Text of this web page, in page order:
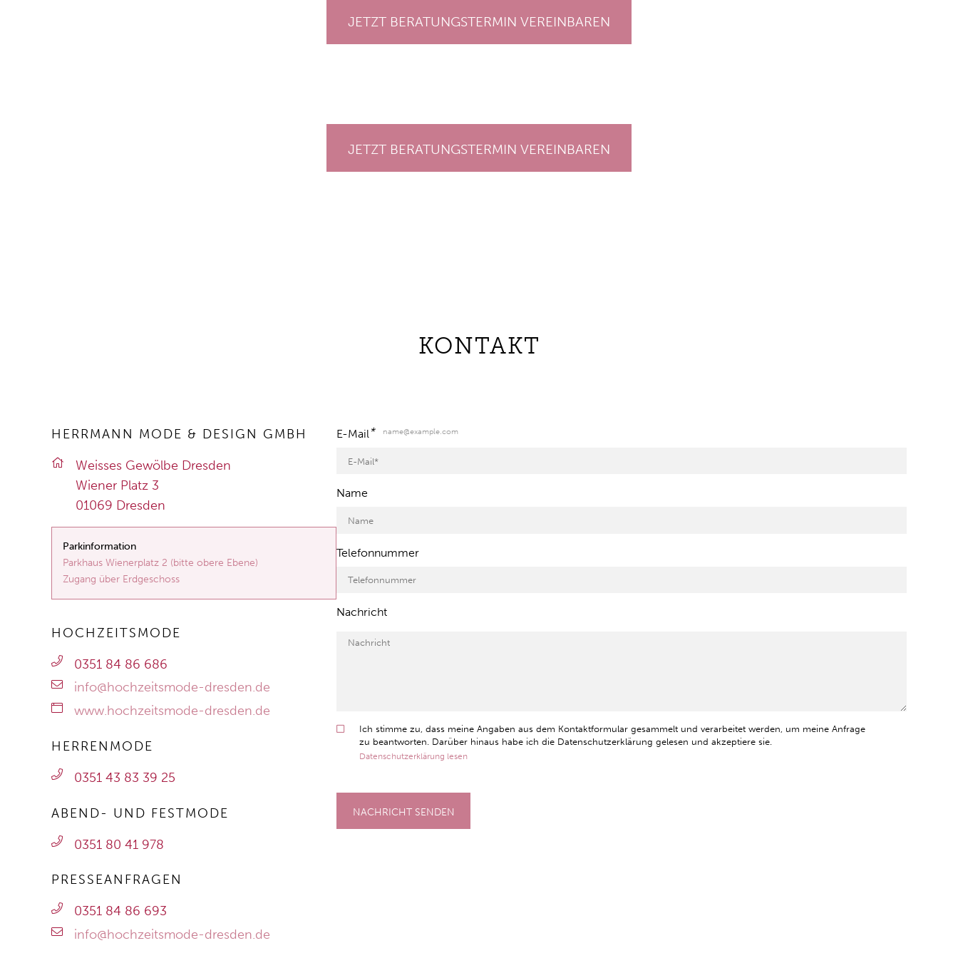
JETZT BERATUNGSTERMIN VEREINBAREN
JETZT BERATUNGSTERMIN VEREINBAREN
KONTAKT
HERRMANN MODE & DESIGN GMBH
Weis­ses Ge­wöl­be Dres­den
Wie­ner Platz 3
01069 Dres­den
Parkinformation
Parkhaus Wienerplatz 2 (bitte obere Ebene)
Zugang über Erdgeschoss
HOCHZEITSMODE
0351 84 86 686
info@hochzeitsmode-dresden.de
www.hochzeitsmode-dresden.de
HERRENMODE
0351 43 83 39 25
ABEND- UND FESTMODE
0351 80 41 978
PRESSEANFRAGEN
0351 84 86 693
info@hochzeitsmode-dresden.de
E-Mail* name@example.com
Name
Telefonnummer
Nachricht
Ich stimme zu, dass meine Angaben aus dem Kontaktformular gesammelt und verarbeitet werden, um meine Anfrage
zu beantworten. Darüber hinaus habe ich die Datenschutzerklärung gelesen und akzeptiere sie.
Datenschutzerklärung lesen
NACHRICHT SENDEN